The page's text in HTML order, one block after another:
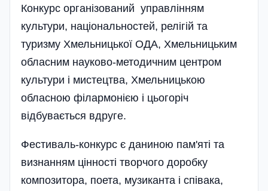
Конкурс організований управлі­нням
культури, національностей, релігій та
туризму Хмельницької ОДА, Хмельницьким
обласним науково-методичним центром
культури і мистецтва, Хмельницькою
обласною філармонією і цьогоріч
відбувається вдруге.
Фестиваль-конкурс є даниною пам'яті та
визнанням цінності творчого доробку
композитора, поета, музиканта і співака,